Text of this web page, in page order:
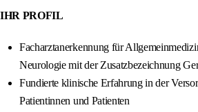
IHR PROFIL
Facharztanerkennung für
Neurologie mit der Zusatzbezeichnung
Fundierte klinische Erfahrung in der
Patientinnen und Patienten